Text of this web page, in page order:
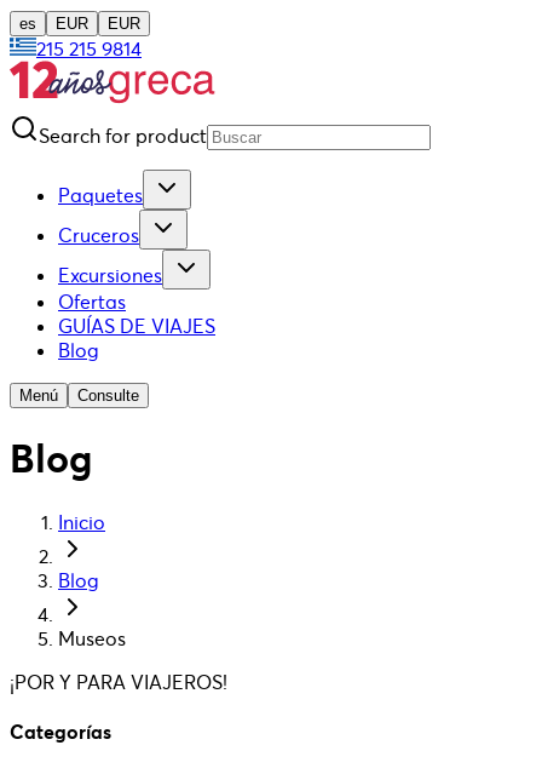
es EUR EUR
215 215 9814
Search for product
Paquetes
Cruceros
Excursiones
Ofertas
GUÍAS DE VIAJES
Blog
Menú Consulte
Blog
Inicio
Blog
Museos
¡POR Y PARA VIAJEROS!
Categorías